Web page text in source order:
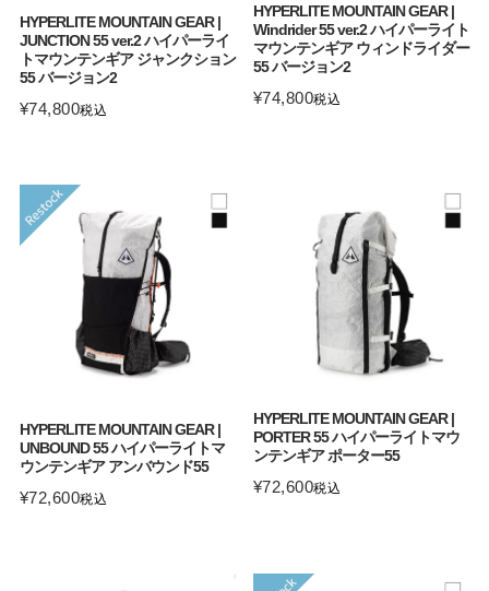
HYPERLITE MOUNTAIN GEAR |
JUNCTION 55 ver.2 ハイパーライ
トマウンテンギア ジャンクション
55 バージョン2
¥74,800税込
HYPERLITE MOUNTAIN GEAR |
Windrider 55 ver.2 ハイパーライト
マウンテンギア ウィンドライダー
55 バージョン2
¥74,800税込
HYPERLITE MOUNTAIN GEAR |
UNBOUND 55 ハイパーライトマ
ウンテンギア アンバウンド55
¥72,600税込
HYPERLITE MOUNTAIN GEAR |
PORTER 55 ハイパーライトマウ
ンテンギア ポーター55
¥72,600税込